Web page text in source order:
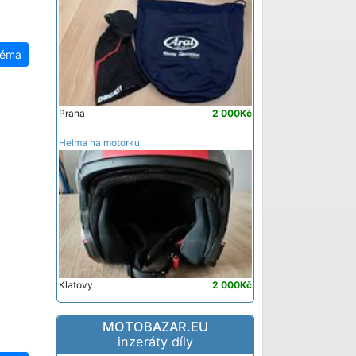
2 000Kč
Praha
Helma na motorku
2 000Kč
Klatovy
MOTOBAZAR.EU
inzeráty díly